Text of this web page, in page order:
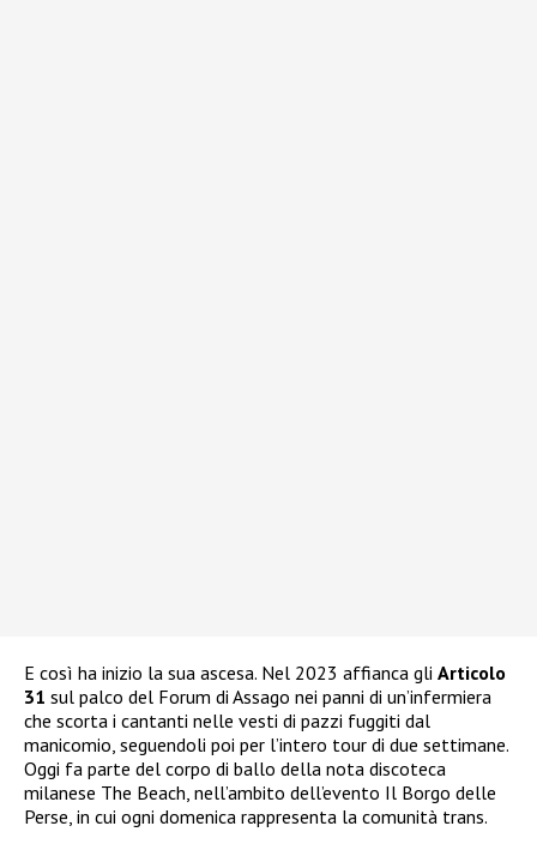
E così ha inizio la sua ascesa. Nel 2023 affianca gli Articolo
31 sul palco del Forum di Assago nei panni di un’infermiera
che scorta i cantanti nelle vesti di pazzi fuggiti dal
manicomio, seguendoli poi per l’intero tour di due settimane.
Oggi fa parte del corpo di ballo della nota discoteca
milanese The Beach, nell’ambito dell’evento Il Borgo delle
Perse, in cui ogni domenica rappresenta la comunità trans.